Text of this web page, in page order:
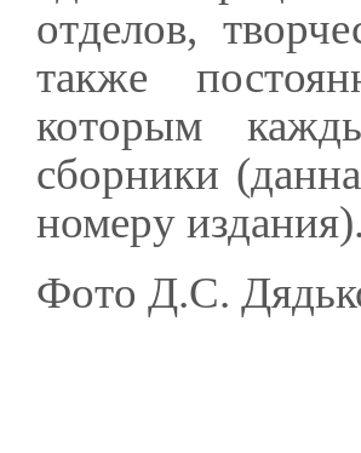
отделов,
также
которым
сборники
номеру
Фото Д.С.